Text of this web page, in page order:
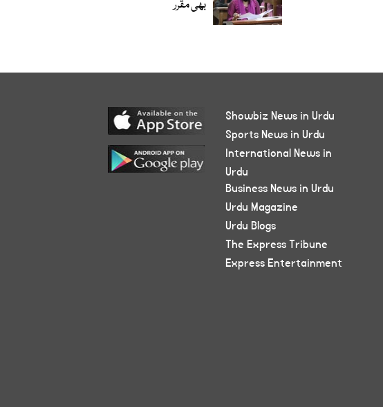
بھی مقرر
Showbiz News in Urdu
Sports News in Urdu
International News in
Urdu
Business News in Urdu
Urdu Magazine
Urdu Blogs
The Express Tribune
Express Entertainment